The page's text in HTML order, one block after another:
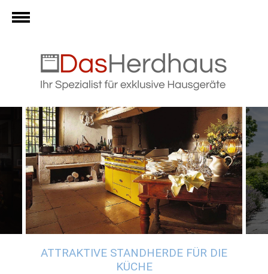
FREIRAUM FÜR KREATIVE
ESSENSZUBEREITUNG